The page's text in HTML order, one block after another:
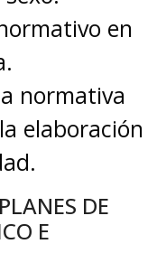
en
normativa
elaboración
DE
E